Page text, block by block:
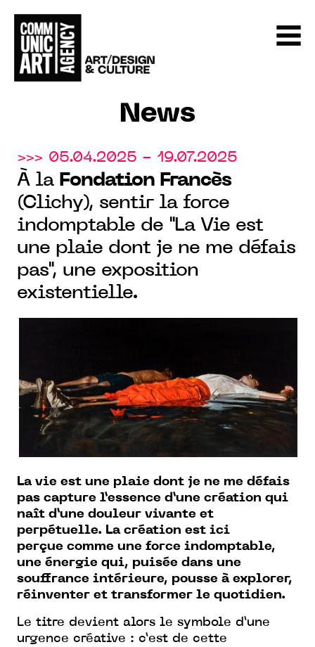
News
>>> 05.04.2025 - 19.07.2025
À la Fondation Francès
(Clichy), sentir la force
indomptable de "La Vie est
une plaie dont je ne me défais
pas", une exposition
existentielle.
La vie est une plaie dont je ne me défais
pas capture l’essence d’une création qui
naît d’une douleur vivante et
perpétuelle. La création est ici
perçue comme une force indomptable,
une énergie qui, puisée dans une
souffrance intérieure, pousse à explorer,
réinventer et transformer le quotidien.
Le titre devient alors le symbole d’une
urgence créative : c’est de cette